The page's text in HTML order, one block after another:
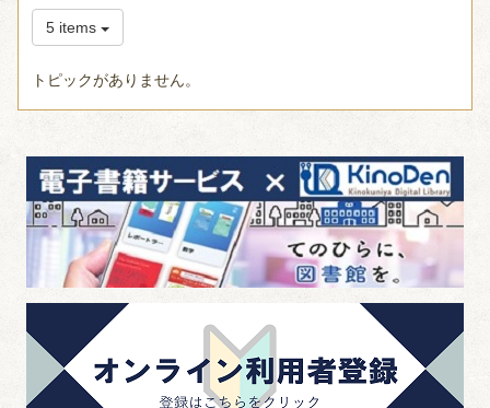
5 items
トピックがありません。